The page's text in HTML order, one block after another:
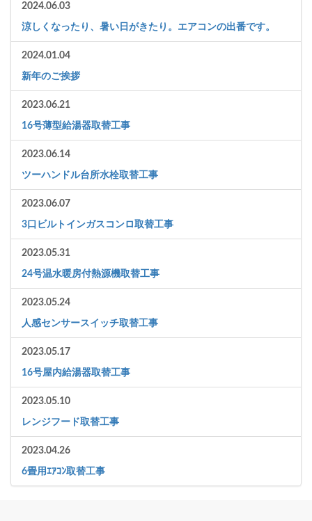
2024.06.03
涼しくなったり、暑い日がきたり。エアコンの出番です。
2024.01.04
新年のご挨拶
2023.06.21
16号薄型給湯器取替工事
2023.06.14
ツーハンドル台所水栓取替工事
2023.06.07
3口ビルトインガスコンロ取替工事
2023.05.31
24号温水暖房付熱源機取替工事
2023.05.24
人感センサースイッチ取替工事
2023.05.17
16号屋内給湯器取替工事
2023.05.10
レンジフード取替工事
2023.04.26
6畳用ｴｱｺﾝ取替工事